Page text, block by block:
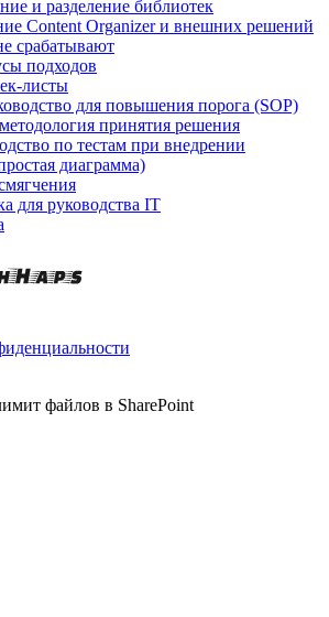
и разделение библиотек
Content Organizer и внешних решений
срабатывают
подходов
листы
для повышения порога (SOP)
принятия решения
по тестам при внедрении
диаграмма)
для руководства IT
файлов в SharePoint